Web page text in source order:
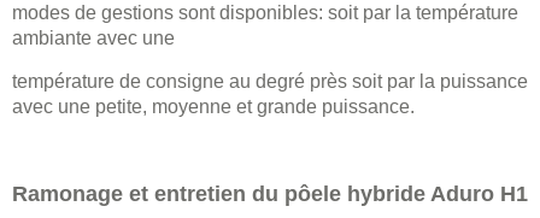
modes de gestions sont disponibles: soit par la température
ambiante avec une
température de consigne au degré près soit par la puissance
avec une petite, moyenne et grande puissance.
Ramonage et entretien du pôele hybride Aduro H1